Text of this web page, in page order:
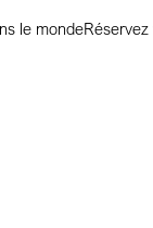
le monde